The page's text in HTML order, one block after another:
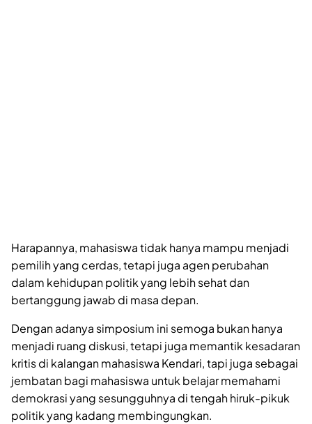
Harapannya, mahasiswa tidak hanya mampu menjadi
pemilih yang cerdas, tetapi juga agen perubahan
dalam kehidupan politik yang lebih sehat dan
bertanggung jawab di masa depan.
Dengan adanya simposium ini semoga bukan hanya
menjadi ruang diskusi, tetapi juga memantik kesadaran
kritis di kalangan mahasiswa Kendari, tapi juga sebagai
jembatan bagi mahasiswa untuk belajar memahami
demokrasi yang sesungguhnya di tengah hiruk-pikuk
politik yang kadang membingungkan.